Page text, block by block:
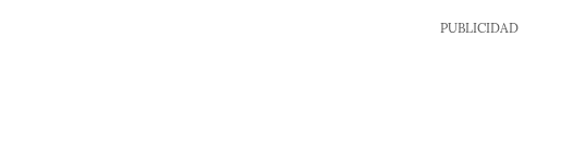
PUBLICIDAD